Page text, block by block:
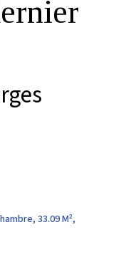
33.09 M²,